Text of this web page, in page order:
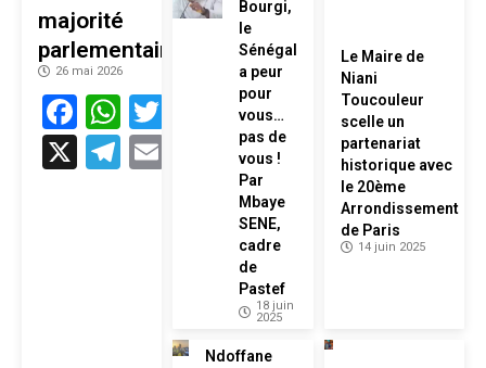
majorité
parlementaire
26 mai 2026
Facebook
WhatsApp
Twitter
X
Telegram
Email
Bourgi,
le
Sénégal
a peur
pour
vous…
pas de
vous !
Par
Mbaye
SENE,
cadre
de
Pastef
18 juin
2025
Le Maire de
Niani
Toucouleur
scelle un
partenariat
historique avec
le 20ème
Arrondissement
de Paris
14 juin 2025
Ndoffane